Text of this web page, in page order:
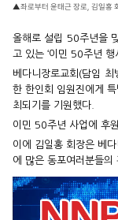
▲좌로부터 윤태근 장로, 김일홍
올해로 설립 50주년을
고 있는 ‘이민 50주년 행
베다니장로교회(담임
한 한인회 임원진에게
최되기를 기원했다.
이민 50주년 사업에 후
이에 김일홍 회장은 베
에 많은 동포여러분들의